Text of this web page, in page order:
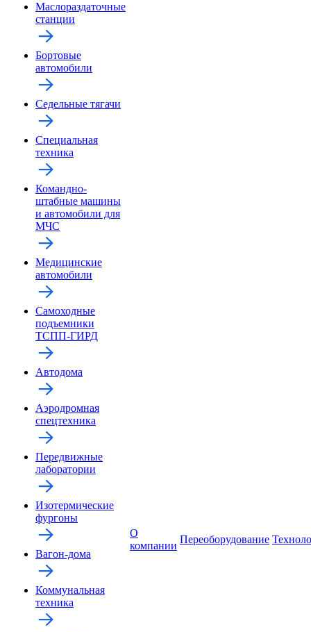
Маслораздаточные
станции
Бортовые
автомобили
Седельные тягачи
Специальная
техника
Командно-
штабные машины
и автомобили для
МЧС
Медицинские
автомобили
Самоходные
подъемники
ТСПП-ГИРД
Автодома
Аэродромная
спецтехника
Передвижные
лаборатории
Изотермические
фургоны
Вагон-дома
Коммунальная
техника
О
компании
Переоборудование